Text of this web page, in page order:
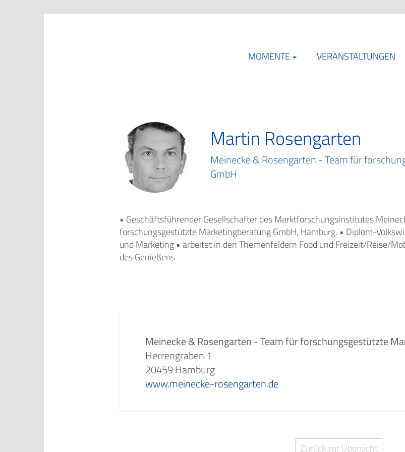
MOMENTE
VERANSTALTUNGEN
Martin Rosengarten
Meinecke & Rosengarten - Team für
GmbH
• Geschäftsführender Gesellschafter des Marktforschungsinstitutes
forschungsgestützte Marketingberatung GmbH, Hamburg. • Diplom-
und Marketing • arbeitet in den Themenfeldern Food und Freizeit/Reise/
des Genießens
Meinecke & Rosengarten - Team für forschungsgestützte
Herrengraben 1
20459 Hamburg
www.meinecke-rosengarten.de
Zurück zur Übersicht